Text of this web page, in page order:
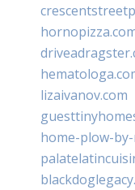
lizaivanov.com
home-plow-